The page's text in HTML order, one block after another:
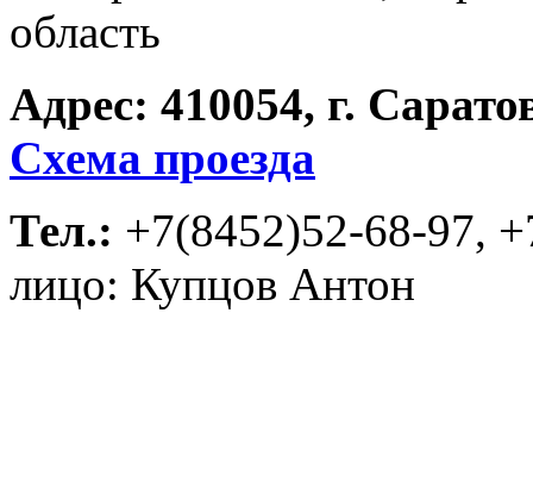
область
Адрес: 410054, г.
Схема проезда
Тел.: +7(8452)52-68-97,
лицо: Купцов Антон